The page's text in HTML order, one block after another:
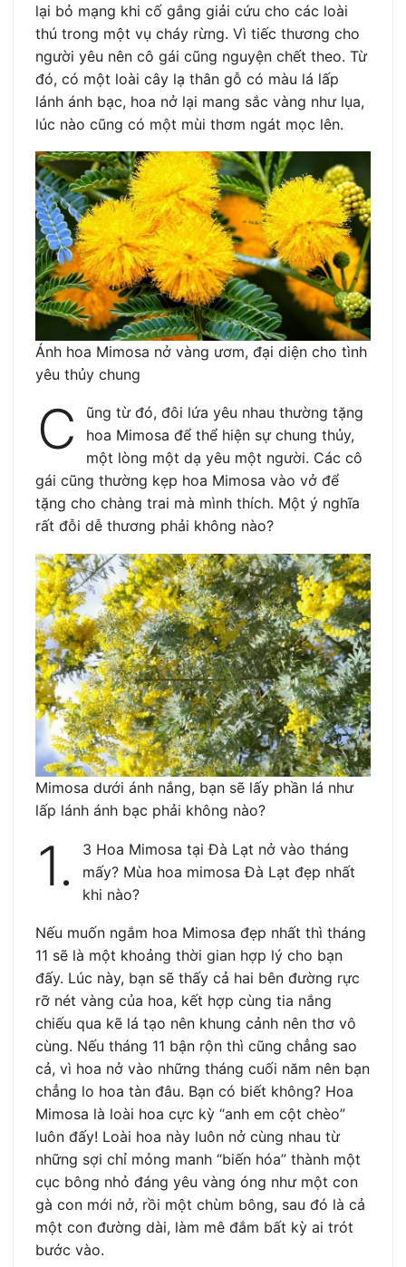
lại bỏ mạng khi cố gắng giải cứu cho các loài
thú trong một vụ cháy rừng. Vì tiếc thương cho
người yêu nên cô gái cũng nguyện chết theo. Từ
đó, có một loài cây lạ thân gỗ có màu lá lấp
lánh ánh bạc, hoa nở lại mang sắc vàng như lụa,
lúc nào cũng có một mùi thơm ngát mọc lên.
Ánh hoa Mimosa nở vàng ươm, đại diện cho tình
yêu thủy chung
C
ũng từ đó, đôi lứa yêu nhau thường tặng
hoa Mimosa để thể hiện sự chung thủy,
một lòng một dạ yêu một người. Các cô
gái cũng thường kẹp hoa Mimosa vào vở để
tặng cho chàng trai mà mình thích. Một ý nghĩa
rất đỗi dễ thương phải không nào?
Mimosa dưới ánh nắng, bạn sẽ lấy phần lá như
lấp lánh ánh bạc phải không nào?
1.
3 Hoa Mimosa tại Đà Lạt nở vào tháng
mấy? Mùa hoa mimosa Đà Lạt đẹp nhất
khi nào?
Nếu muốn ngắm hoa Mimosa đẹp nhất thì tháng
11 sẽ là một khoảng thời gian hợp lý cho bạn
đấy. Lúc này, bạn sẽ thấy cả hai bên đường rực
rỡ nét vàng của hoa, kết hợp cùng tia nắng
chiếu qua kẽ lá tạo nên khung cảnh nên thơ vô
cùng. Nếu tháng 11 bận rộn thì cũng chẳng sao
cả, vì hoa nở vào những tháng cuối năm nên bạn
chẳng lo hoa tàn đâu. Bạn có biết không? Hoa
Mimosa là loài hoa cực kỳ “anh em cột chèo”
luôn đấy! Loài hoa này luôn nở cùng nhau từ
những sợi chỉ mỏng manh “biến hóa” thành một
cục bông nhỏ đáng yêu vàng óng như một con
gà con mới nở, rồi một chùm bông, sau đó là cả
một con đường dài, làm mê đắm bất kỳ ai trót
bước vào.